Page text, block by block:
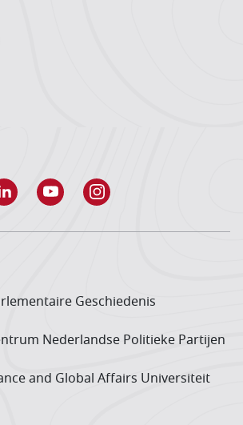
Geschiedenis
Neder­landse Politieke Partijen
and Global Affairs Universiteit